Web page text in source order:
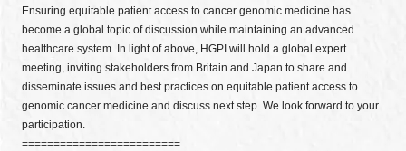
Ensuring equitable patient access to cancer genomic medicine has
become a global topic of discussion while maintaining an advanced
healthcare system. In light of above, HGPI will hold a global expert
meeting, inviting stakeholders from Britain and Japan to share and
disseminate issues and best practices on equitable patient access to
genomic cancer medicine and discuss next step. We look forward to your
participation.
=========================